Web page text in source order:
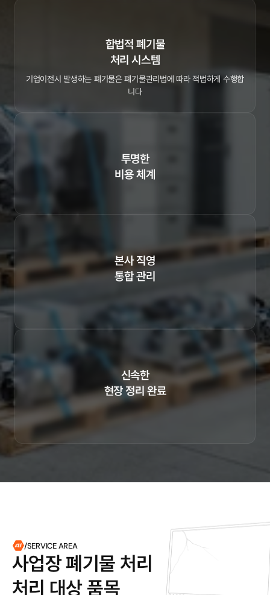
합법적 폐기물
처리 시스템
기업이전시 발생하는 폐기물은 폐기물관리법에 따라 적법하게 수행합
니다
투명한
비용 체계
본사 직영
통합 관리
이 가능합니다
신속한
현장 정리 완료
기업이전 완료 즉시 폐기물 수거 통해 이전현장을 빠르게 정상화합니
/SERVICE AREA
사업장 폐기물 처리
처리 대상 품목